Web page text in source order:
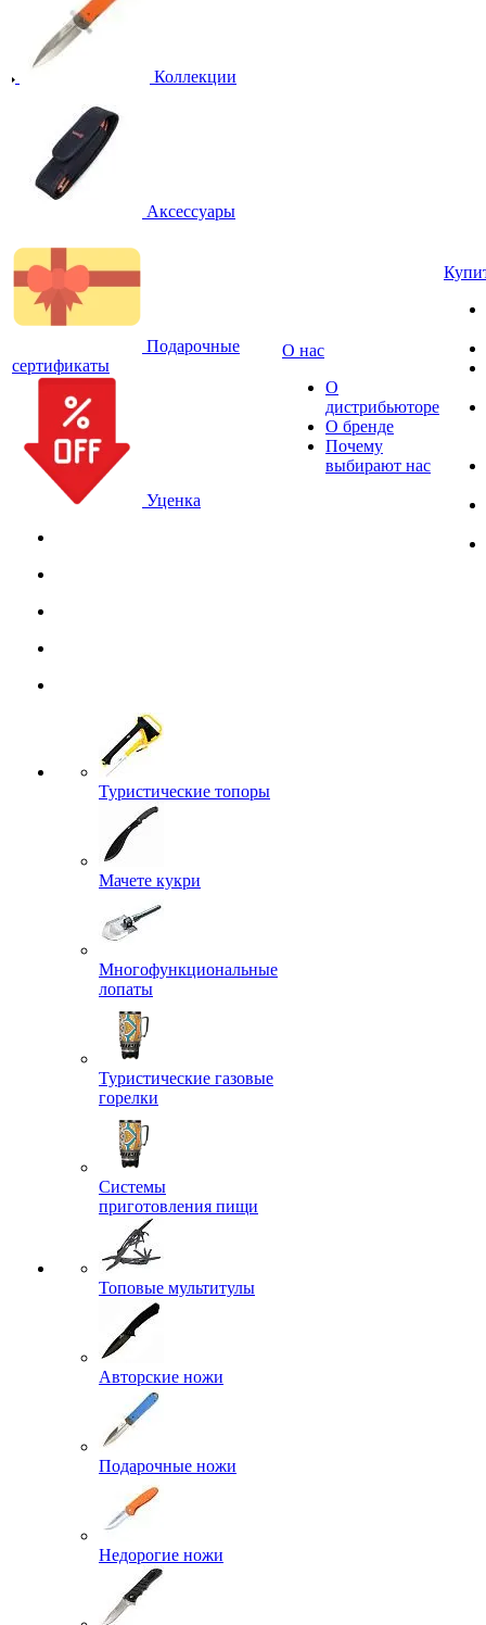
Коллекции
Аксессуары
Подарочные
сертификаты
Уценка
Туристические топоры
Мачете кукри
Многофункциональные
лопаты
Туристические газовые
горелки
Системы
приготовления пищи
Топовые мультитулы
Авторские ножи
Подарочные ножи
Недорогие ножи
О нас
О
дистрибьюторе
О бренде
Почему
выбирают нас